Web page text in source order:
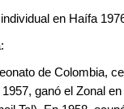
en Haífa
de Colombia,
ganó el Zonal